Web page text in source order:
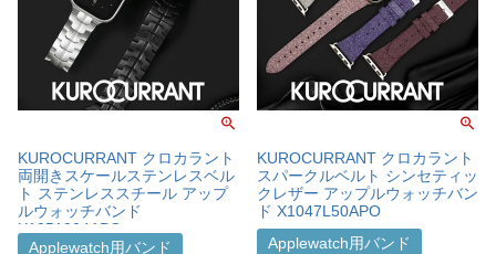
KUROCURRANT クロカラント
両開きスケールステンレスベル
ト ステンレススチール アップ
ルウォッチバンド
X1051304APO
Applewatch用バンド
KUROCURRANT クロカラント
スパークルベルト シンセティッ
クレザー アップルウォッチバン
ド X1047L50APO
Applewatch用バンド